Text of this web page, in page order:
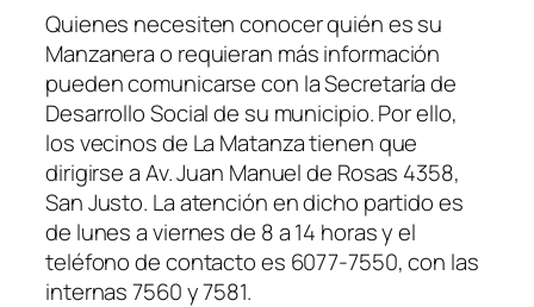
Quienes necesiten conocer quién es su
Manzanera o requieran más información
pueden comunicarse con la Secretaría de
Desarrollo Social de su municipio. Por ello,
los vecinos de La Matanza tienen que
dirigirse a Av. Juan Manuel de Rosas 4358,
San Justo. La atención en dicho partido es
de lunes a viernes de 8 a 14 horas y el
teléfono de contacto es 6077-7550, con las
internas 7560 y 7581.